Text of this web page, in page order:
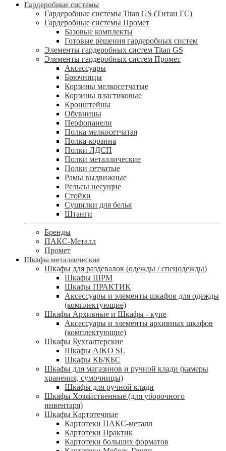
Гардеробные системы
Гардеробные системы Titan GS (Титан ГС)
Гардеробные системы Промет
Базовые комплекты
Готовые решения гардеробных систем
Элементы гардеробных систем Titan GS
Элементы гардеробных систем Промет
Аксессуары
Брючницы
Корзины мелкосетчатые
Корзины пластиковые
Кронштейны
Обувницы
Перфопанели
Полка мелкосетчатая
Полка-корзина
Полки ЛДСП
Полки металлические
Полки сетчатые
Рамы выдвижные
Рельсы несущие
Стойки
Сушилки для белья
Штанги
Бренды
ПАКС-Металл
Промет
Шкафы металлические
Шкафы для раздевалок (одежды / спецодежды)
Шкафы ШРМ
Шкафы ПРАКТИК
Аксессуары и элементы шкафов для одежды
(комплектующие)
Шкафы Архивные и Шкафы - купе
Аксессуары и элементы архивных шкафов
(комплектующие)
Шкафы Бухгалтерские
Шкафы AIKO SL
Шкафы КБ/КБС
Шкафы для магазинов и ручной клади (камеры
хранения, сумочницы)
Шкафы для ручной клади
Шкафы Хозяйственные (для уборочного
инвентаря)
Шкафы Картотечные
Картотеки ПАКС-металл
Картотеки Практик
Картотеки больших форматов